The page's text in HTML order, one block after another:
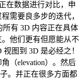
在数据进行对比，申
需要良多步的迭代，
所有 3D 内容正在具体
他们更有但愿能从不
图到 3D 是必经之！
（elevation）。然后
。并正在很多方面都